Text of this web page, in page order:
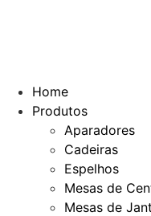
Home
Produtos
Aparadores
Cadeiras
Espelhos
Mesas de
Mesas de